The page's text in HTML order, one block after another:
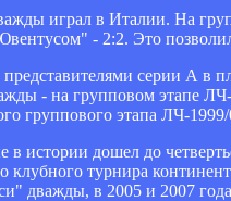
играл в Италии. На
- 2:2. Это
представителями серии А
- на групповом этапе
группового этапа ЛЧ-
в истории дошел до
клубного турнира
дважды, в 2005 и 2007